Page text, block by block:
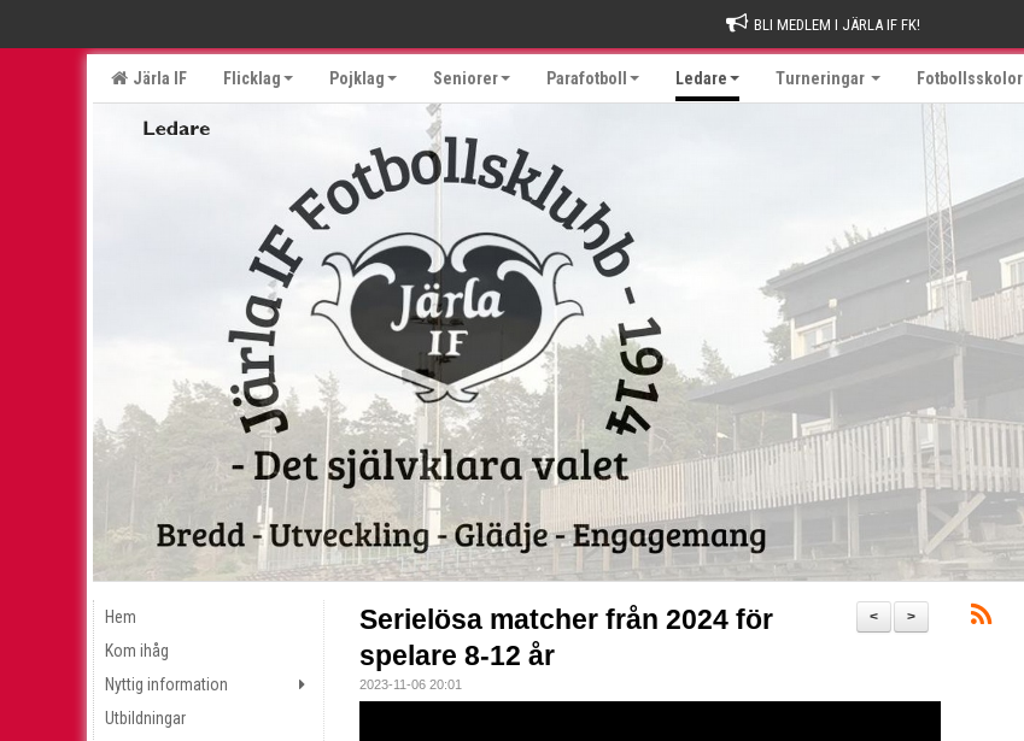
BLI MEDLEM I JÄRLA IF FK!
Järla IF Flicklag Pojklag Seniorer Parafotboll Ledare Turneringar Fotbollsskolor
Hem
Kom ihåg
Nyttig information
Utbildningar
>
<
Serielösa matcher från 2024 för
spelare 8-12 år
2023-11-06 20:01